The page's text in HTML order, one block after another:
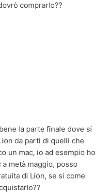
comprarlo??
la parte finale dove si
da parti di quelli che
un mac, io ad esempio ho
metà maggio, posso
di Lion, se si come